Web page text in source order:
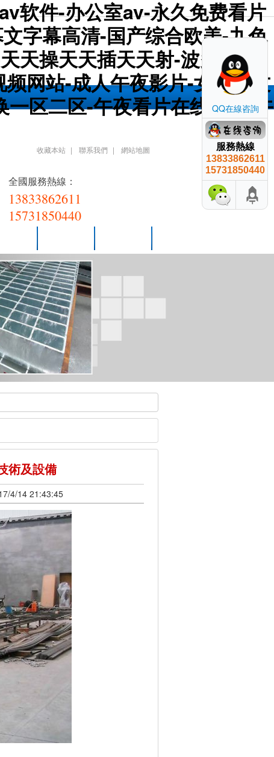
软件-办公室av-永久免费看片
字幕高清-国产综合欧美-九色
天操天天插天天射-波多野结
网站-成人午夜影片-女同中文
区二区-午夜看片在线观看-午
收藏本站 | 聯系我們 | 網站地圖
全國服務熱線：
13833862611
15731850440
術及設備
4/14 21:43:45
QQ在線咨詢
服務熱線
13833862611
15731850440